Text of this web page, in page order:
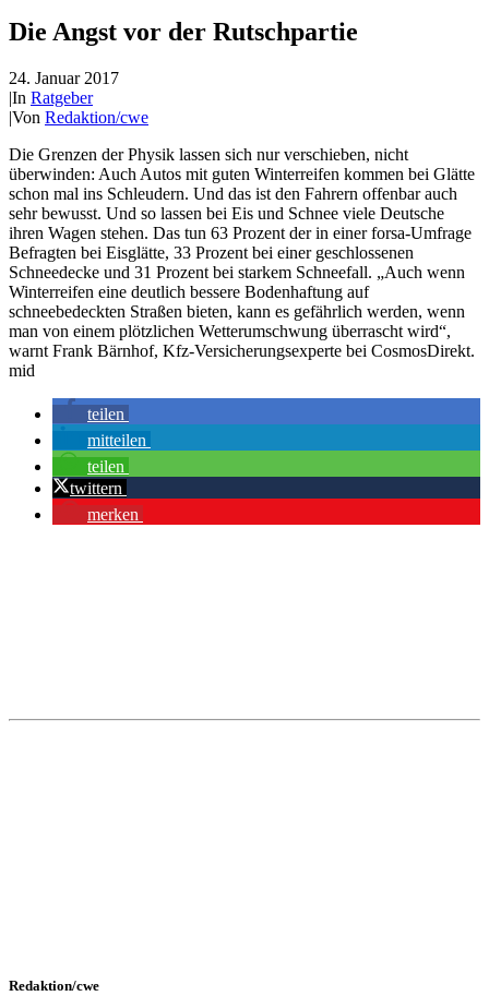
Die Angst vor der Rutschpartie
24. Januar 2017
|In Ratgeber
|Von Redaktion/cwe
Die Grenzen der Physik lassen sich nur verschieben, nicht
überwinden: Auch Autos mit guten Winterreifen kommen bei Glätte
schon mal ins Schleudern. Und das ist den Fahrern offenbar auch
sehr bewusst. Und so lassen bei Eis und Schnee viele Deutsche
ihren Wagen stehen. Das tun 63 Prozent der in einer forsa-Umfrage
Befragten bei Eisglätte, 33 Prozent bei einer geschlossenen
Schneedecke und 31 Prozent bei starkem Schneefall. „Auch wenn
Winterreifen eine deutlich bessere Bodenhaftung auf
schneebedeckten Straßen bieten, kann es gefährlich werden, wenn
man von einem plötzlichen Wetterumschwung überrascht wird“,
warnt Frank Bärnhof, Kfz-Versicherungsexperte bei CosmosDirekt.
mid
teilen
mitteilen
teilen
twittern
merken
Redaktion/cwe